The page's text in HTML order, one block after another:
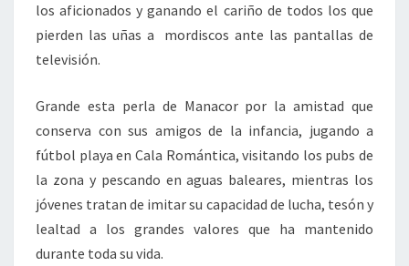
los aficionados y ganando el cariño de todos los que
pierden las uñas a mordiscos ante las pantallas de
televisión.
Grande esta perla de Manacor por la amistad que
conserva con sus amigos de la infancia, jugando a
fútbol playa en Cala Romántica, visitando los pubs de
la zona y pescando en aguas baleares, mientras los
jóvenes tratan de imitar su capacidad de lucha, tesón y
lealtad a los grandes valores que ha mantenido
durante toda su vida.